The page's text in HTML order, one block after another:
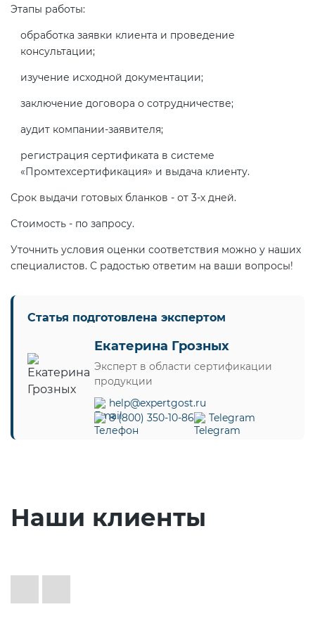
Этапы работы:
обработка заявки клиента и проведение
консультации;
изучение исходной документации;
заключение договора о сотрудничестве;
аудит компании-заявителя;
регистрация сертификата в системе
«Промтехсертификация» и выдача клиенту.
Срок выдачи готовых бланков - от 3-х дней.
Стоимость - по запросу.
Уточнить условия оценки соответствия можно у наших
специалистов. С радостью ответим на ваши вопросы!
Статья подготовлена экспертом
Екатерина Грозных
Эксперт в области сертификации
продукции
help@expertgost.ru
8 (800) 350-10-86
Telegram
Наши клиенты